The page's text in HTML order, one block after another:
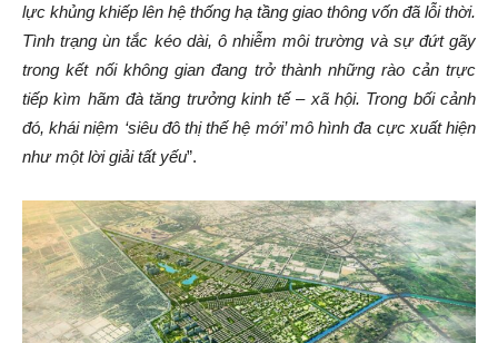
lực khủng khiếp lên hệ thống hạ tầng giao thông vốn đã lỗi thời.
Tình trạng ùn tắc kéo dài, ô nhiễm môi trường và sự đứt gãy
trong kết nối không gian đang trở thành những rào cản trực
tiếp kìm hãm đà tăng trưởng kinh tế – xã hội. Trong bối cảnh
đó, khái niệm ‘siêu đô thị thế hệ mới’ mô hình đa cực xuất hiện
như một lời giải tất yếu”.